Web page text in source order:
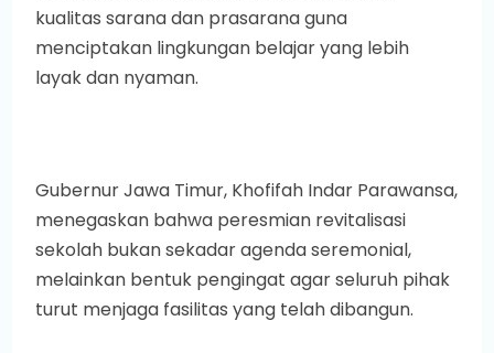
kualitas sarana dan prasarana guna
menciptakan lingkungan belajar yang lebih
layak dan nyaman.
Gubernur Jawa Timur, Khofifah Indar Parawansa,
menegaskan bahwa peresmian revitalisasi
sekolah bukan sekadar agenda seremonial,
melainkan bentuk pengingat agar seluruh pihak
turut menjaga fasilitas yang telah dibangun.